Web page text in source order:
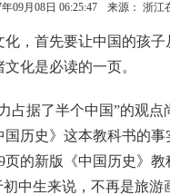
年09月08日 06:25:47 来源： 浙江
首先要让中国的孩子
化是必读的一页。
据了半个中国”的观点
历史》这本教科书的
页的新版《中国历史》
初中生来说，不再是旅